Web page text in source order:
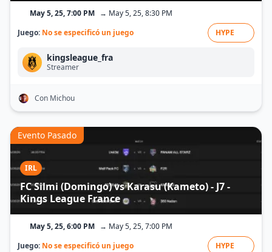
May 5, 25, 7:00 PM → May 5, 25, 8:30 PM
Juego: No se especificó un juego HYPE
kingsleague_fra
Streamer
Con Michou
IRL
FC Silmi (Domingo) vs Karasu (Kameto) - J7 -
Kings League France
Evento Pasado
May 5, 25, 6:00 PM → May 5, 25, 7:00 PM
Juego: No se especificó un juego HYPE